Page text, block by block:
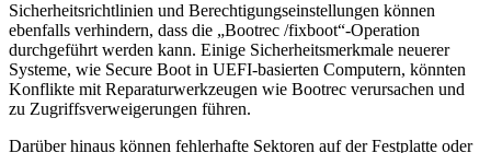
Sicherheitsrichtlinien und Berechtigungseinstellungen können
ebenfalls verhindern, dass die „Bootrec /fixboot“-Operation
durchgeführt werden kann. Einige Sicherheitsmerkmale neuerer
Systeme, wie Secure Boot in UEFI-basierten Computern, könnten
Konflikte mit Reparaturwerkzeugen wie Bootrec verursachen und
zu Zugriffsverweigerungen führen.
Darüber hinaus können fehlerhafte Sektoren auf der Festplatte oder